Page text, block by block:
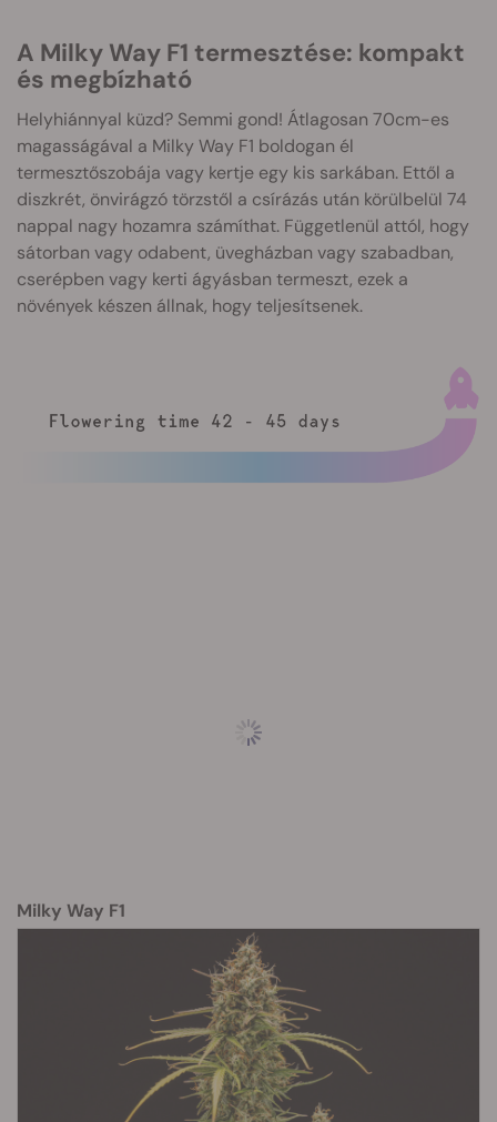
A Milky Way F1 termesztése: kompakt
és megbízható
Helyhiánnyal küzd? Semmi gond! Átlagosan 70cm-es
magasságával a Milky Way F1 boldogan él
termesztőszobája vagy kertje egy kis sarkában. Ettől a
diszkrét, önvirágzó törzstől a csírázás után körülbelül 74
nappal nagy hozamra számíthat. Függetlenül attól, hogy
sátorban vagy odabent, üvegházban vagy szabadban,
cserépben vagy kerti ágyásban termeszt, ezek a
növények készen állnak, hogy teljesítsenek.
Milky Way F1